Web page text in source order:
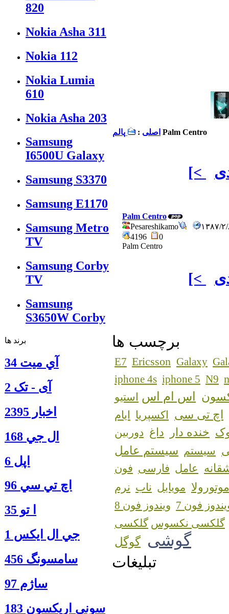
820
Nokia Asha 311
Nokia 112
Nokia Lumia
610
Nokia Asha 203
Samsung
I6500U Galaxy
Samsung S3370
Samsung E1170
Samsung Metro
TV
Samsung Corby
TV
Samsung
S3650W Corby
برند ها
آي ميت 34
آی - تک 2
اخبار 2395
ال جي 168
اپل 6
اچ تي سي 96
ا‍ تو 35
جي ال ايكس 1
سامسونگ 456
ساژم 97
سوني اريكسون 183
اصلی : پالم Palm Centro
[<
Palm Centro
Pesareshikamo
۳:۲۷
4196
0
Palm Centro
[<
برچسب ها
E7 Ericsson Galaxy
iphone 4s iphone 5 N9
اس ام اس استیو
اچ تی سی اکسپریا ایام
خنده دار داغ دوربین
سیستم سیستم عامل
عامل فارسی فون
موتورولا مویایل ناب نرم
فون 7
ویندوز فون 8
گلکسی نکسوس
گوشی گوگل
تبلیغات